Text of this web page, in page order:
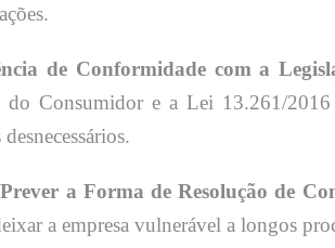
de Conformidade com a
do Consumidor e a Lei 13.261/
a Forma de Resolução de
a empresa vulnerável a longos